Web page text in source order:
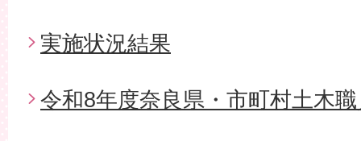
実施状況結果
令和8年度奈良県・市町村土木